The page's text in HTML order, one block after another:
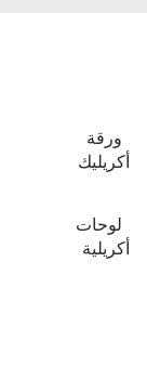
ورقة
أكريليك
لوحات
أكريلية